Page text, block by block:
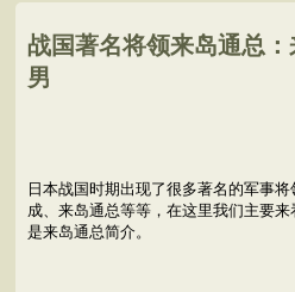
战国著名将领来岛通总
男
日本战国时期出现了很多著名的军事
成、来岛通总等等，在这里我们主要
是来岛通总简介。